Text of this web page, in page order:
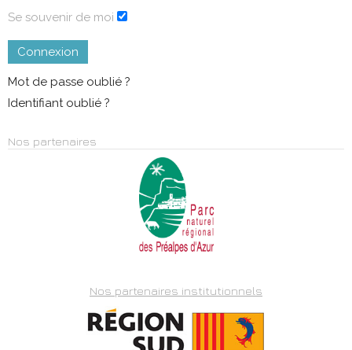
Se souvenir de moi
Connexion
Mot de passe oublié ?
Identifiant oublié ?
Nos partenaires
Nos partenaires institutionnels